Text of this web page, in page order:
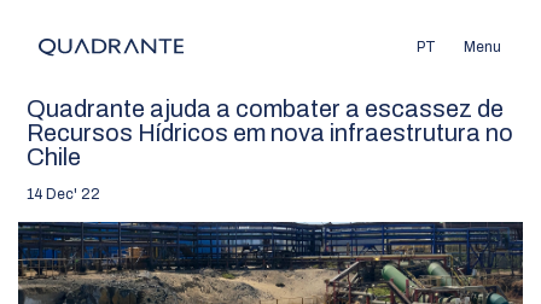
PT Menu
Quadrante ajuda a combater a escassez de
Recursos Hídricos em nova infraestrutura no
Chile
14 Dec' 22